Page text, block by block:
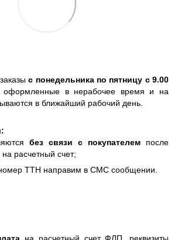
с понедельника по пятницу с 9.00
оформленные в нерабочее время и на
в ближайший рабочий день.
без связи с покупателем после
расчетный счет;
ТТН направим в СМС сообщении.